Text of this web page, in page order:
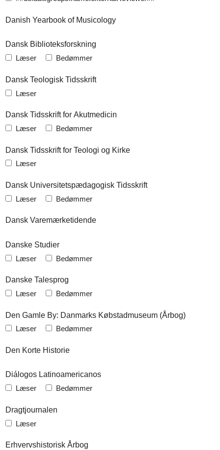
Danish Yearbook of Musicology
Dansk Biblioteksforskning
Læser Bedømmer
Dansk Teologisk Tidsskrift
Læser
Dansk Tidsskrift for Akutmedicin
Læser Bedømmer
Dansk Tidsskrift for Teologi og Kirke
Læser
Dansk Universitetspædagogisk Tidsskrift
Læser Bedømmer
Dansk Varemærketidende
Danske Studier
Læser Bedømmer
Danske Talesprog
Læser Bedømmer
Den Gamle By: Danmarks Købstadmuseum (Årbog)
Læser Bedømmer
Den Korte Historie
Diálogos Latinoamericanos
Læser Bedømmer
Dragtjournalen
Læser
Erhvervshistorisk Årbog